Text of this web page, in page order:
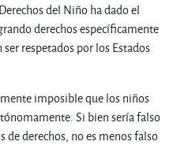
del Niño ha dado el
derechos específicamente
respetados por los Estados
imposible que los niños
Si bien sería falso
derechos, no es menos falso